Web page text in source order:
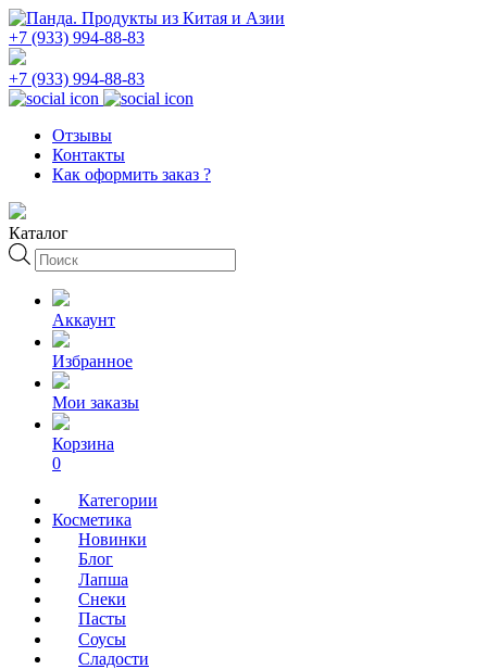
+7 (933) 994-88-83
+7 (933) 994-88-83
Отзывы
Контакты
Как оформить заказ ?
Каталог
Поиск
товаров
Аккаунт
Избранное
Мои заказы
Корзина
0
Категории
Косметика
Новинки
Блог
Лапша
Снеки
Пасты
Соусы
Сладости